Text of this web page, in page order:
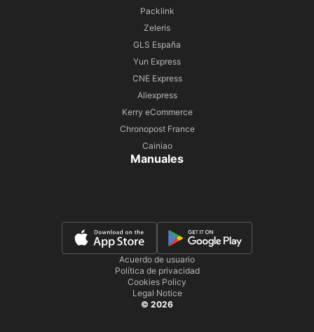
Packlink
Zeleris
GLS España
Yun Express
CNE Express
Aliexpress
Kerry eCommerce
Chronopost France
Cainiao
Manuales
Acuerdo de usuario
Política de privacidad
Cookies Policy
Legal Notice
© 2026